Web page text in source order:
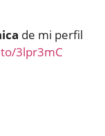
de mi perfil
3lpr3mC